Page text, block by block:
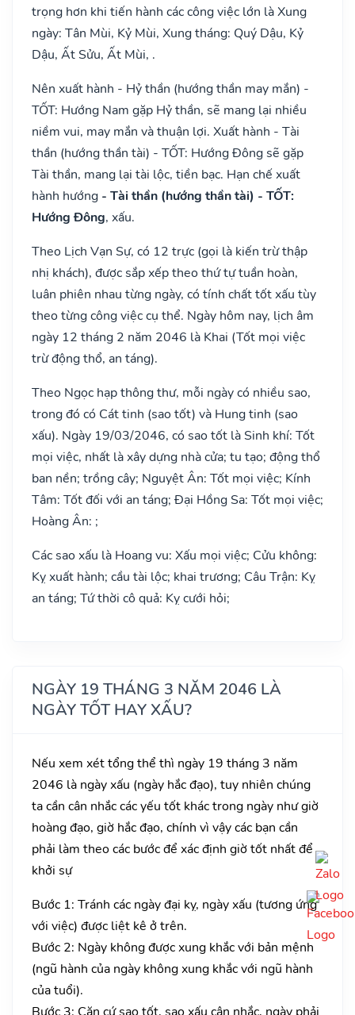
trọng hơn khi tiến hành các công việc lớn là Xung
ngày: Tân Mùi, Kỷ Mùi, Xung tháng: Quý Dậu, Kỷ
Dậu, Ất Sửu, Ất Mùi, .
Nên xuất hành - Hỷ thần (hướng thần may mắn) -
TỐT: Hướng Nam gặp Hỷ thần, sẽ mang lại nhiều
niềm vui, may mắn và thuận lợi. Xuất hành - Tài
thần (hướng thần tài) - TỐT: Hướng Đông sẽ gặp
Tài thần, mang lại tài lộc, tiền bạc. Hạn chế xuất
hành hướng - Tài thần (hướng thần tài) - TỐT:
Hướng Đông, xấu.
Theo Lịch Vạn Sự, có 12 trực (gọi là kiến trừ thập
nhị khách), được sắp xếp theo thứ tự tuần hoàn,
luân phiên nhau từng ngày, có tính chất tốt xấu tùy
theo từng công việc cụ thể. Ngày hôm nay, lịch âm
ngày 12 tháng 2 năm 2046 là Khai (Tốt mọi việc
trừ động thổ, an táng).
Theo Ngọc hạp thông thư, mỗi ngày có nhiều sao,
trong đó có Cát tinh (sao tốt) và Hung tinh (sao
xấu). Ngày 19/03/2046, có sao tốt là Sinh khí: Tốt
mọi việc, nhất là xây dựng nhà cửa; tu tạo; động thổ
ban nền; trồng cây; Nguyệt Ân: Tốt mọi việc; Kính
Tâm: Tốt đối với an táng; Đại Hồng Sa: Tốt mọi việc;
Hoàng Ân: ;
Các sao xấu là Hoang vu: Xấu mọi việc; Cửu không:
Kỵ xuất hành; cầu tài lộc; khai trương; Câu Trận: Kỵ
an táng; Tứ thời cô quả: Kỵ cưới hỏi;
NGÀY 19 THÁNG 3 NĂM 2046 LÀ
NGÀY TỐT HAY XẤU?
Nếu xem xét tổng thể thì ngày 19 tháng 3 năm
2046 là ngày xấu (ngày hắc đạo), tuy nhiên chúng
ta cần cân nhắc các yếu tốt khác trong ngày như giờ
hoàng đạo, giờ hắc đạo, chính vì vậy các bạn cần
phải làm theo các bước để xác định giờ tốt nhất để
khởi sự
Bước 1: Tránh các ngày đại kỵ, ngày xấu (tương ứng
với việc) được liệt kê ở trên.
Bước 2: Ngày không được xung khắc với bản mệnh
(ngũ hành của ngày không xung khắc với ngũ hành
của tuổi).